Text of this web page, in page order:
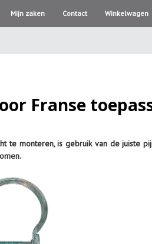
Mijn zaken Contact Winkelwagen
Franse
te monteren, is gebruik van de juiste